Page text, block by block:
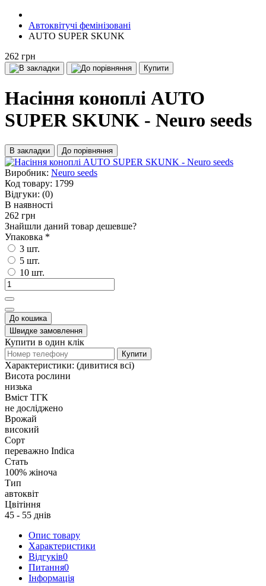
Автоквітучі фемінізовані
AUTO SUPER SKUNK
262 грн
Купити
Насіння коноплі AUTO
SUPER SKUNK - Neuro seeds
В закладки До порівняння
Виробник: Neuro seeds
Код товару: 1799
Відгуки: (0)
В наявності
262 грн
Знайшли даний товар дешевше?
Упаковка *
3 шт.
5 шт.
10 шт.
До кошика
Швидке замовлення
Купити в один клік
Купити
Характеристики: (дивитися всі)
Висота рослини
низька
Вміст ТГК
не досліджено
Врожай
високий
Сорт
переважно Indica
Стать
100% жіноча
Тип
автоквіт
Цвітіння
45 - 55 днів
Опис товару
Характеристики
Відгуків0
Питання0
Iнформація